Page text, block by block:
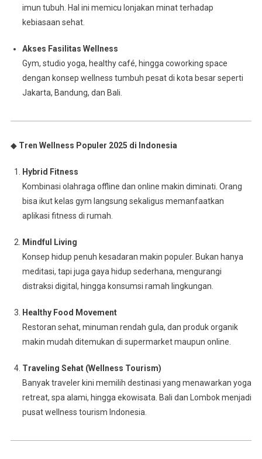
imun tubuh. Hal ini memicu lonjakan minat terhadap
kebiasaan sehat.
Akses Fasilitas Wellness
Gym, studio yoga, healthy café, hingga coworking space
dengan konsep wellness tumbuh pesat di kota besar seperti
Jakarta, Bandung, dan Bali.
◆ Tren Wellness Populer 2025 di Indonesia
Hybrid Fitness
Kombinasi olahraga offline dan online makin diminati. Orang
bisa ikut kelas gym langsung sekaligus memanfaatkan
aplikasi fitness di rumah.
Mindful Living
Konsep hidup penuh kesadaran makin populer. Bukan hanya
meditasi, tapi juga gaya hidup sederhana, mengurangi
distraksi digital, hingga konsumsi ramah lingkungan.
Healthy Food Movement
Restoran sehat, minuman rendah gula, dan produk organik
makin mudah ditemukan di supermarket maupun online.
Traveling Sehat (Wellness Tourism)
Banyak traveler kini memilih destinasi yang menawarkan yoga
retreat, spa alami, hingga ekowisata. Bali dan Lombok menjadi
pusat wellness tourism Indonesia.